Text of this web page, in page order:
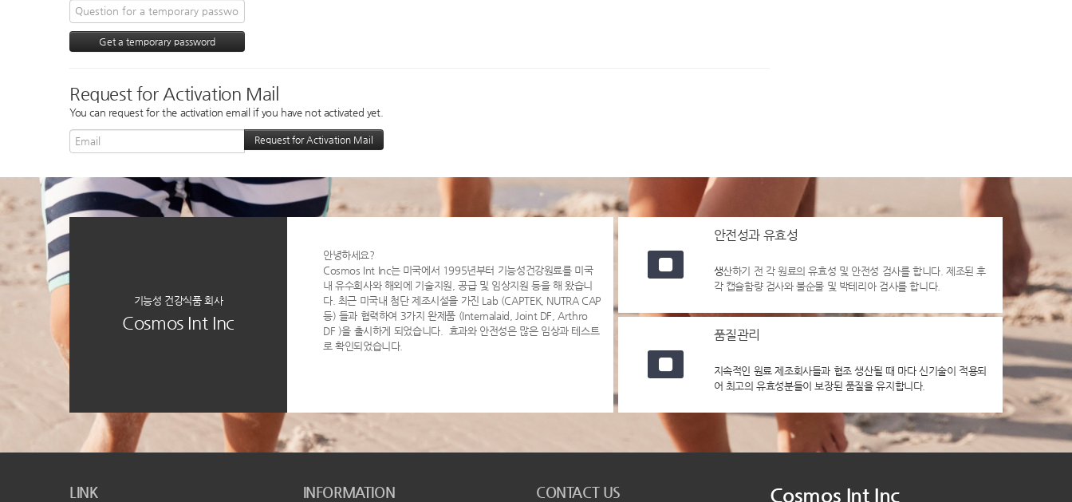
Request for Activation Mail
You can request for the activation email if you have not activated yet.
기능성 건강식품 회사
Cosmos Int Inc
안녕하세요?
Cosmos Int Inc는 미국에서 1995년부터 기능성건강원료를 미국
내 유수회사와 해외에 기술지원, 공급 및 임상지원 등을 해 왔습니
다. 최근 미국내 첨단 제조시설을 가진 Lab (CAPTEK, NUTRA CAP
등) 들과 협력하여 3가지 완제품 (Internalaid, Joint DF, Arthro
DF )을 출시하게 되었습니다. 효과와 안전성은 많은 임상과 테스트
로 확인되었습니다.
안전성과 유효성
생산하기 전 각 원료의 유효성 및 안전성 검사를 합니다. 제조된 후
각 캡슐함량 검사와 불순물 및 박테리아 검사를 합니다.
품질관리
지속적인 원료 제조회사들과 협조 생산될 때 마다 신기술이 적용되
어 최고의 유효성분들이 보장된 품질을 유지합니다.
LINK INFORMATION CONTACT US Cosmos Int Inc